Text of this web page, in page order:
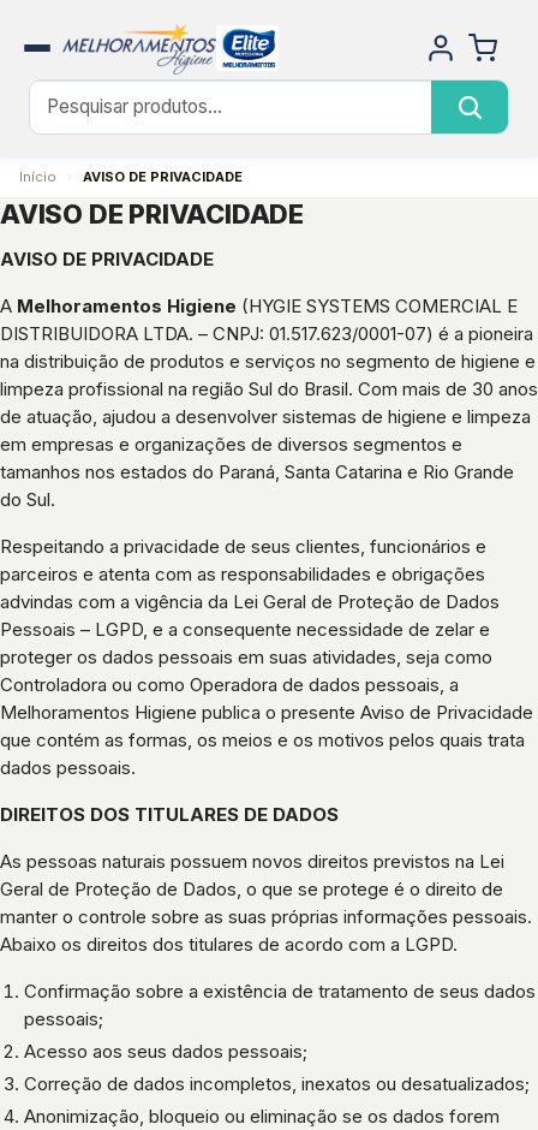
Início › AVISO DE PRIVACIDADE
AVISO DE PRIVACIDADE
AVISO DE PRIVACIDADE
A Melhoramentos Higiene (HYGIE SYSTEMS COMERCIAL E
DISTRIBUIDORA LTDA. – CNPJ: 01.517.623/0001-07) é a pioneira
na distribuição de produtos e serviços no segmento de higiene e
limpeza profissional na região Sul do Brasil. Com mais de 30 anos
de atuação, ajudou a desenvolver sistemas de higiene e limpeza
em empresas e organizações de diversos segmentos e
tamanhos nos estados do Paraná, Santa Catarina e Rio Grande
do Sul.
Respeitando a privacidade de seus clientes, funcionários e
parceiros e atenta com as responsabilidades e obrigações
advindas com a vigência da Lei Geral de Proteção de Dados
Pessoais – LGPD, e a consequente necessidade de zelar e
proteger os dados pessoais em suas atividades, seja como
Controladora ou como Operadora de dados pessoais, a
Melhoramentos Higiene publica o presente Aviso de Privacidade
que contém as formas, os meios e os motivos pelos quais trata
dados pessoais.
DIREITOS DOS TITULARES DE DADOS
As pessoas naturais possuem novos direitos previstos na Lei
Geral de Proteção de Dados, o que se protege é o direito de
manter o controle sobre as suas próprias informações pessoais.
Abaixo os direitos dos titulares de acordo com a LGPD.
Confirmação sobre a existência de tratamento de seus dados
pessoais;
Acesso aos seus dados pessoais;
Correção de dados incompletos, inexatos ou desatualizados;
Anonimização, bloqueio ou eliminação se os dados forem